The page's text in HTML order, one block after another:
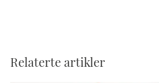
Relaterte artikler